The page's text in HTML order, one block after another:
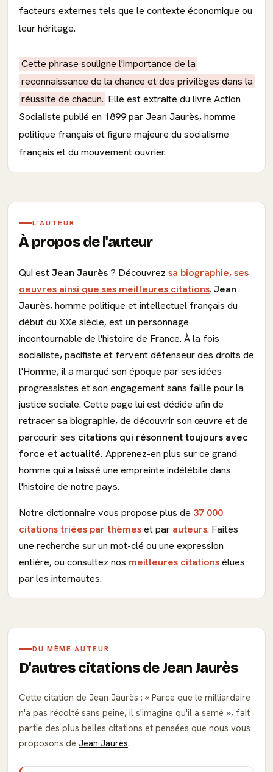
facteurs externes tels que le contexte économique ou
leur héritage.
Cette phrase souligne l'importance de la
reconnaissance de la chance et des privilèges dans la
réussite de chacun. Elle est extraite du livre Action
Socialiste publié en 1899par Jean Jaurès, homme
politique français et figure majeure du socialisme
français et du mouvement ouvrier.
L'AUTEUR
À propos de l'auteur
Qui estJean Jaurès? Découvrez sa biographie, ses
oeuvres ainsi que ses meilleures citations. Jean
Jaurès, homme politique et intellectuel français du
début du XXe siècle, est un personnage
incontournable de l'histoire de France. À la fois
socialiste, pacifiste et fervent défenseur des droits de
l'Homme, il a marqué son époque par ses idées
progressistes et son engagement sans faille pour la
justice sociale. Cette page lui est dédiée afin de
retracer sa biographie, de découvrir son œuvre et de
parcourir ses citations qui résonnent toujours avec
force et actualité. Apprenez-en plus sur ce grand
homme qui a laissé une empreinte indélébile dans
l'histoire de notre pays.
Notre dictionnaire vous propose plus de 37 000
citations triées par thèmeset par auteurs. Faites
une recherche sur un mot-clé ou une expression
entière, ou consultez nos meilleures citationsélues
par les internautes.
DU MÊME AUTEUR
D'autres citations de Jean Jaurès
Cette citation de Jean Jaurès :
Parce que le milliardaire
n'a pas récolté sans peine, il s'imagine qu'il a semé
, fait
partie des plus belles citations et pensées que nous vous
proposons de Jean Jaurès.